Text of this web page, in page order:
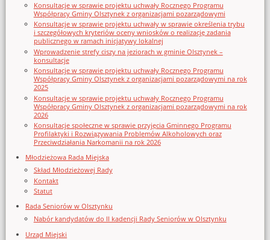
Konsultacje w sprawie projektu uchwały Rocznego Programu
Współpracy Gminy Olsztynek z organizacjami pozarządowymi
Konsultacje w sprawie projektu uchwały w sprawie określenia trybu
i szczegółowych kryteriów oceny wniosków o realizację zadania
publicznego w ramach inicjatywy lokalnej
Wprowadzenie strefy ciszy na jeziorach w gminie Olsztynek –
konsultacje
Konsultacje w sprawie projektu uchwały Rocznego Programu
Współpracy Gminy Olsztynek z organizacjami pozarządowymi na rok
2025
Konsultacje w sprawie projektu uchwały Rocznego Programu
Współpracy Gminy Olsztynek z organizacjami pozarządowymi na rok
2026
Konsultacje społeczne w sprawie przyjęcia Gminnego Programu
Profilaktyki i Rozwiązywania Problemów Alkoholowych oraz
Przeciwdziałania Narkomanii na rok 2026
Młodzieżowa Rada Miejska
Skład Młodzieżowej Rady
Kontakt
Statut
Rada Seniorów w Olsztynku
Nabór kandydatów do II kadencji Rady Seniorów w Olsztynku
Urząd Miejski